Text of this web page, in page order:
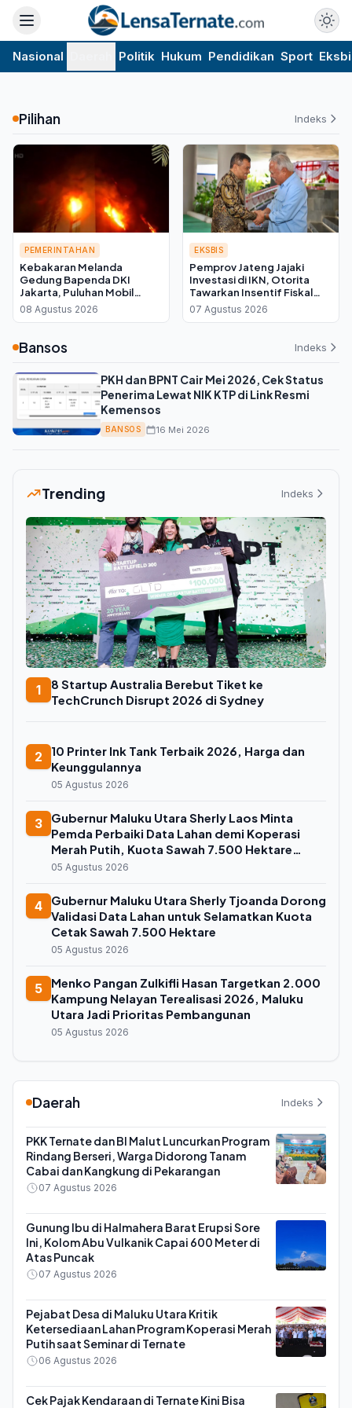
Nasional Politik Hukum Pendidikan Sport
Pilihan Indeks
PEMERINTAHAN
Kebakaran Melanda
Gedung Bapenda DKI
Jakarta, Puluhan Mobil
Damkar Dikerahkan ke
Lokasi
08 Agustus 2026
EKSBIS
Pemprov Jateng Jajaki
Investasi di IKN, Otorita
Tawarkan Insentif Fiskal
bagi Daerah Mitra
07 Agustus 2026
Bansos Indeks
PKH dan BPNT Cair Mei 2026, Cek Status
Penerima Lewat NIK KTP di Link Resmi
Kemensos
BANSOS 16 Mei 2026
Trending Indeks
1
8 Startup Australia Berebut Tiket ke
TechCrunch Disrupt 2026 di Sydney
2
10 Printer Ink Tank Terbaik 2026, Harga dan
Keunggulannya
05 Agustus 2026
3
Gubernur Maluku Utara Sherly Laos Minta
Pemda Perbaiki Data Lahan demi Koperasi
Merah Putih, Kuota Sawah 7.500 Hektare
Melayang
05 Agustus 2026
4
Gubernur Maluku Utara Sherly Tjoanda Dorong
Validasi Data Lahan untuk Selamatkan Kuota
Cetak Sawah 7.500 Hektare
05 Agustus 2026
5
Menko Pangan Zulkifli Hasan Targetkan 2.000
Kampung Nelayan Terealisasi 2026, Maluku
Utara Jadi Prioritas Pembangunan
05 Agustus 2026
Daerah Indeks
PKK Ternate dan BI Malut Luncurkan Program
Rindang Berseri, Warga Didorong Tanam
Cabai dan Kangkung di Pekarangan
07 Agustus 2026
Gunung Ibu di Halmahera Barat Erupsi Sore
Ini, Kolom Abu Vulkanik Capai 600 Meter di
Atas Puncak
07 Agustus 2026
Pejabat Desa di Maluku Utara Kritik
Ketersediaan Lahan Program Koperasi Merah
Putih saat Seminar di Ternate
06 Agustus 2026
Cek Pajak Kendaraan di Ternate Kini Bisa